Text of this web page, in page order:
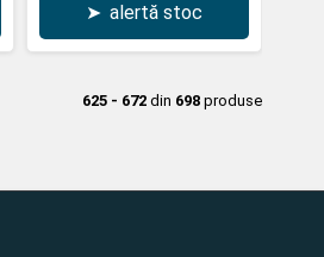
➤ alertă stoc
625 - 672 din 698 produse